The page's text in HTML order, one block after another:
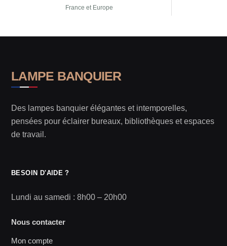
France et Europe
LAMPE BANQUIER
Des lampes banquier élégantes et intemporelles,
pensées pour éclairer bureaux, bibliothèques et espaces
de travail.
BESOIN D'AIDE ?
Lundi au samedi : 8h00 – 20h00
Nous contacter
Mon compte